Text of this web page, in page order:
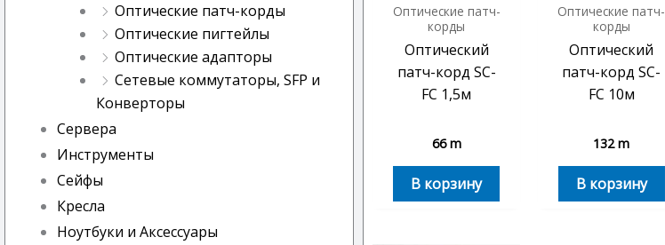
Оптические патч-корды
Оптические пигтейлы
Оптические адапторы
Сетевые коммутаторы, SFP и
Конверторы
Сервера
Инструменты
Сейфы
Кресла
Ноутбуки и Аксессуары
Оптические патч-
корды
Оптический
патч-корд SC-
FC 1,5м
66m
В корзину
Оптические патч-
корды
Оптический
патч-корд SC-
FC 10м
132m
В корзину